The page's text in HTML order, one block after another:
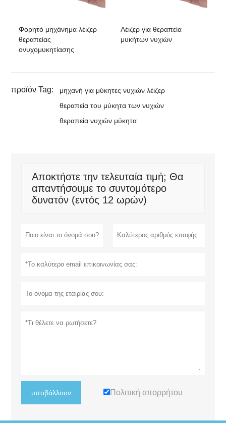
Φορητό μηχάνημα λέιζερ
θεραπείας
ονυχομυκητίασης
Λέιζερ για θεραπεία
μυκήτων νυχιών
προϊόν Tag:
μηχανή για μύκητες νυχιών λέιζερ
θεραπεία του μύκητα των νυχιών
θεραπεία νυχιών μύκητα
Αποκτήστε την τελευταία τιμή; Θα
απαντήσουμε το συντομότερο
δυνατόν (εντός 12 ωρών)
υποβάλλουν Πολιτική απορρήτου